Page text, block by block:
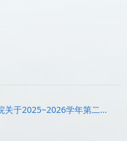
重庆资源与环境保护职业学院关于2025~2026学年第二批国家助学金评选结果公示的通知